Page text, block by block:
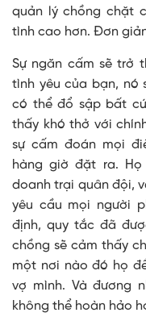
quản lý chồng chặt
tình cao hơn. Đơn
Sự ngăn cấm sẽ trở
tình yêu của bạn, nó
có thể đổ sập bất
thấy khó thở với
sự cấm đoán mọi
hàng giờ đặt ra.
doanh trại quân đội,
yêu cầu mọi người
định, quy tắc đã
chồng sẽ cảm thấy
một nơi nào đó họ
vợ mình. Và đương
không thể hoàn hảo